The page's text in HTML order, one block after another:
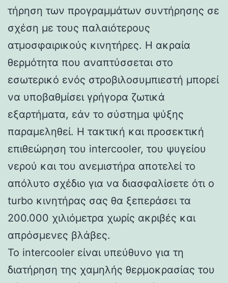
τήρηση των προγραμμάτων συντήρησης σε
σχέση με τους παλαιότερους
ατμοσφαιρικούς κινητήρες. Η ακραία
θερμότητα που αναπτύσσεται στο
εσωτερικό ενός στροβιλοσυμπιεστή μπορεί
να υποβαθμίσει γρήγορα ζωτικά
εξαρτήματα, εάν το σύστημα ψύξης
παραμεληθεί. Η τακτική και προσεκτική
επιθεώρηση του intercooler, του ψυγείου
νερού και του ανεμιστήρα αποτελεί το
απόλυτο σχέδιο για να διασφαλίσετε ότι ο
turbo κινητήρας σας θα ξεπεράσει τα
200.000 χιλιόμετρα χωρίς ακριβές και
απρόσμενες βλάβες.
Το intercooler είναι υπεύθυνο για τη
διατήρηση της χαμηλής θερμοκρασίας του